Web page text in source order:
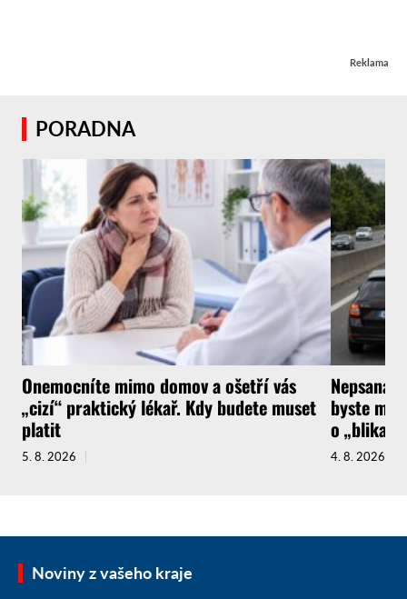
Reklama
PORADNA
Onemocníte mimo domov a ošetří vás
„cizí“ praktický lékař. Kdy budete muset
platit
5. 8. 2026
Nepsaná
byste
o
4. 8. 2026
Noviny z vašeho kraje